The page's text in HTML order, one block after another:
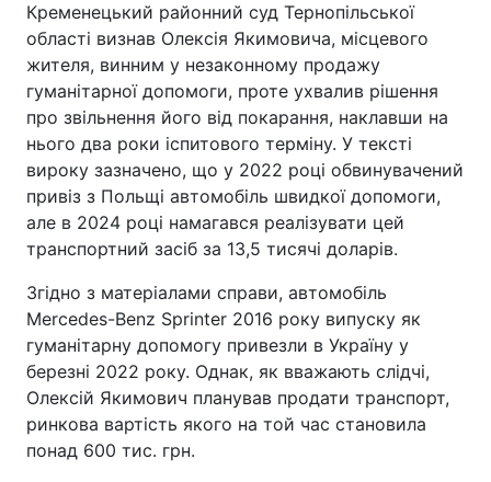
Кременецький районний суд Тернопільської
області визнав Олексія Якимовича, місцевого
жителя, винним у незаконному продажу
гуманітарної допомоги, проте ухвалив рішення
про звільнення його від покарання, наклавши на
нього два роки іспитового терміну. У тексті
вироку зазначено, що у 2022 році обвинувачений
привіз з Польщі автомобіль швидкої допомоги,
але в 2024 році намагався реалізувати цей
транспортний засіб за 13,5 тисячі доларів.
Згідно з матеріалами справи, автомобіль
Mercedes-Benz Sprinter 2016 року випуску як
гуманітарну допомогу привезли в Україну у
березні 2022 року. Однак, як вважають слідчі,
Олексій Якимович планував продати транспорт,
ринкова вартість якого на той час становила
понад 600 тис. грн.